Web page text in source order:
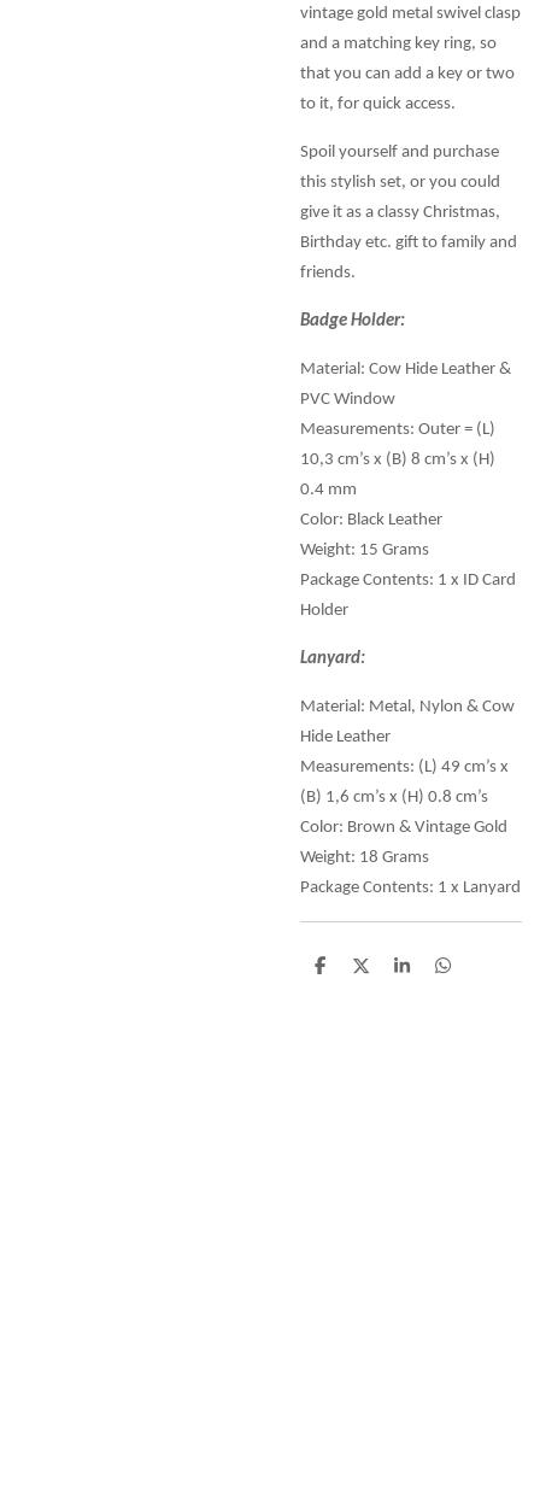
vintage gold metal swivel clasp
and a matching key ring, so
that you can add a key or two
to it, for quick access.
Spoil yourself and purchase
this stylish set, or you could
give it as a classy Christmas,
Birthday etc. gift to family and
friends.
Badge Holder:
Material: Cow Hide Leather &
PVC Window
Measurements: Outer = (L)
10,3 cm’s x (B) 8 cm’s x (H)
0.4 mm
Color: Black Leather
Weight: 15 Grams
Package Contents: 1 x ID Card
Holder
Lanyard:
Material: Metal, Nylon & Cow
Hide Leather
Measurements: (L) 49 cm’s x
(B) 1,6 cm’s x (H) 0.8 cm’s
Color: Brown & Vintage Gold
Weight: 18 Grams
Package Contents: 1 x Lanyard
D
D
S
D